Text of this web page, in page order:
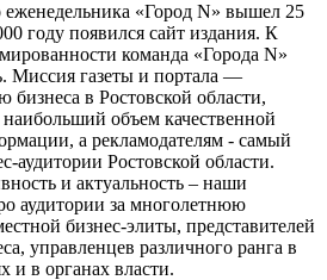
«Город N» вышел 25
году появился сайт издания. К
команда «Города N»
Миссия газеты и портала —
бизнеса в Ростовской области,
наибольший объем качественной
а рекламодателям - самый
аудитории Ростовской области.
и актуальность – наши
аудитории за многолетнюю
бизнес-элиты, представителей
управленцев различного ранга в
и в органах власти.